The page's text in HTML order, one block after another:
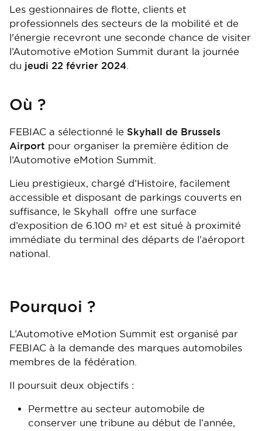
Les gestionnaires de flotte, clients et
professionnels des secteurs de la mobilité et de
l'énergie recevront une seconde chance de visiter
l’Automotive eMotion Summit durant la journée
du jeudi 22 février 2024
Où ?
FEBIAC a sélectionné le Skyhall de Brussels
Airport pour organiser la première édition de
l’Automotive eMotion Summit.
Lieu prestigieux, chargé d’Histoire, facilement
accessible et disposant de parkings couverts en
suffisance, le Skyhall offre une surface
d’exposition de 6.100 m² et est situé à proximité
immédiate du terminal des départs de l’aéroport
national.
Pourquoi ?
L’Automotive eMotion Summit est organisé par
FEBIAC à la demande des marques automobiles
membres de la fédération.
Il poursuit deux objectifs :
Permettre au secteur automobile de
conserver une tribune au début de l’année,